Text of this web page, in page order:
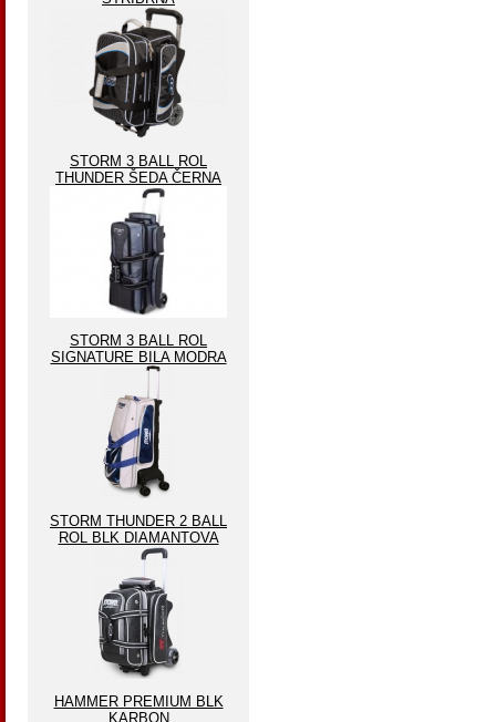
STORM 3 BALL ROL
THUNDER ŠEDA ČERNA
STORM 3 BALL ROL
SIGNATURE BILA MODRA
STORM THUNDER 2 BALL
ROL BLK DIAMANTOVA
HAMMER PREMIUM BLK
KARBON